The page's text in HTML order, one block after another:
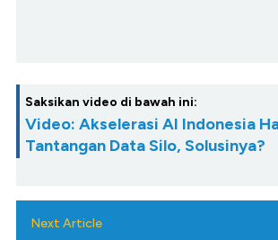
Saksikan video di bawah ini:
Video: Akselerasi AI Indonesia
Tantangan Data Silo, Solusinya?
Next Article